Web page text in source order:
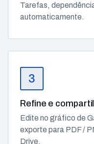
Tarefas,
automaticamente.
3
Refine e
Edite no gráfico de
exporte para PDF /
Drive.